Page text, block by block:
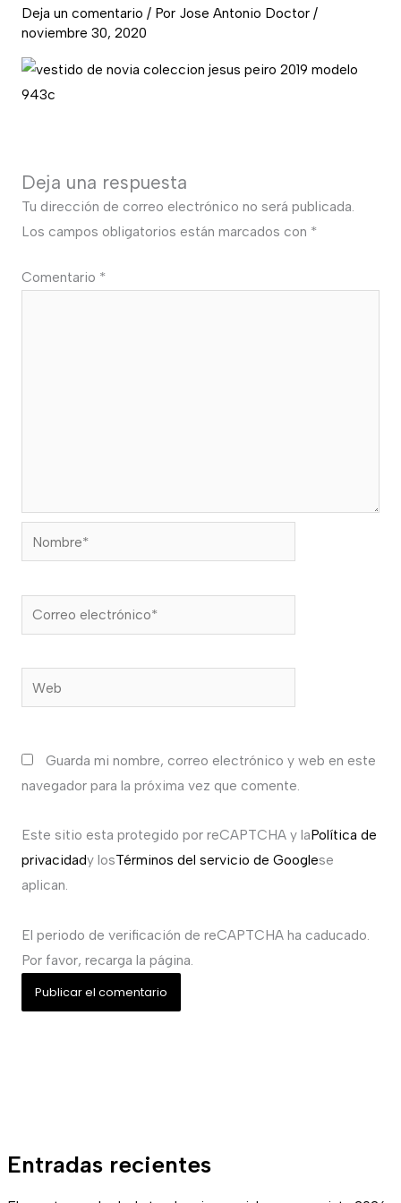
Entradas recientes
Deja un comentario / Por Jose Antonio Doctor /
noviembre 30, 2020
Deja una respuesta
Tu dirección de correo electrónico no será publicada.
Los campos obligatorios están marcados con *
Comentario *
Nombre*
Correo
electrónico*
Web
Guarda mi nombre, correo electrónico y web en este
navegador para la próxima vez que comente.
Este sitio esta protegido por reCAPTCHA y laPolítica de
privacidady losTérminos del servicio de Googlese
aplican.
El periodo de verificación de reCAPTCHA ha caducado.
Por favor, recarga la página.